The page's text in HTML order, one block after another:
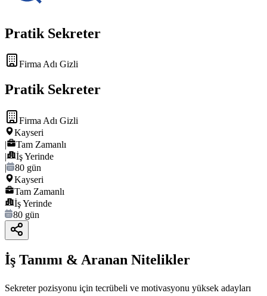
Pratik Sekreter
Firma Adı Gizli
Pratik Sekreter
Firma Adı Gizli
Kayseri
|
Tam Zamanlı
|
İş Yerinde
|
80 gün
Kayseri
Tam Zamanlı
İş Yerinde
80 gün
İş Tanımı & Aranan Nitelikler
Sekreter pozisyonu için tecrübeli ve motivasyonu yüksek adayları